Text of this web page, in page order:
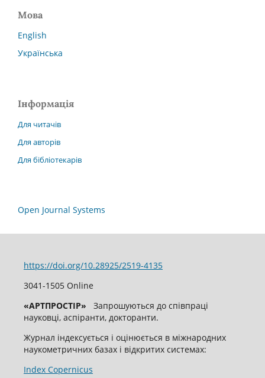
Мова
English
Українська
Інформація
Для читачів
Для авторів
Для бібліотекарів
Open Journal Systems
https://doi.org/10.28925/2519-4135
3041-1505 Online
«АРТПРОСТІР»
Запрошуються до співпраці
науковці, аспіранти, докторанти.
Журнал індексується і оцінюється в міжнародних
наукометричних базах і відкритих системах:
Index Copernicus